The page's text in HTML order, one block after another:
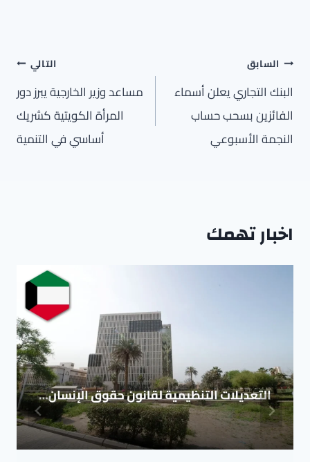
تصفّح
المقالات
السابق
البنك التجاري يعلن أسماء
الفائزين بسحب حساب
النجمة الأسبوعي
التالي
مساعد وزير الخارجية يبرز دور
المرأة الكويتية كشريك
أساسي في التنمية
اخبار تهمك